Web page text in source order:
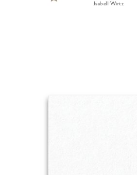
Isabell Wirtz